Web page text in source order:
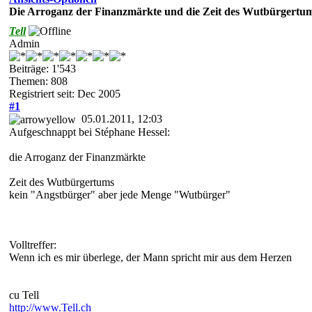
Die Arroganz der Finanzmärkte und die Zeit des
Tell
Admin
Beiträge: 1'543
Themen: 808
Registriert seit: Dec 2005
#1
05.01.2011, 12:03
Aufgeschnappt bei Stéphane Hessel:
die Arroganz der Finanzmärkte
Zeit des Wutbürgertums
kein "Angstbürger" aber jede Menge "Wutbürger"
Volltreffer:
Wenn ich es mir überlege, der Mann spricht mir aus dem Herzen
cu Tell
http://www.Tell.ch